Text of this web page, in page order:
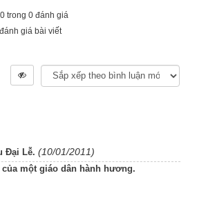
trong 0 đánh giá
giá bài viết
Đại Lễ. (10/01/2011)
một giáo dân hành hương.